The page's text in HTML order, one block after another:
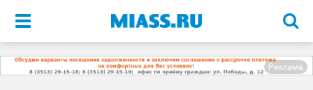
Меню
Реклама